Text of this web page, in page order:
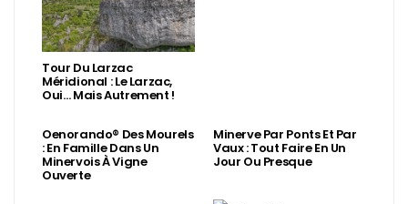
Tour Du Larzac
Méridional : Le Larzac,
Oui… Mais Autrement !
Oenorando® Des Mourels
: En Famille Dans Un
Minervois À Vigne
Ouverte
Minerve Par Ponts Et Par
Vaux : Tout Faire En Un
Jour Ou Presque